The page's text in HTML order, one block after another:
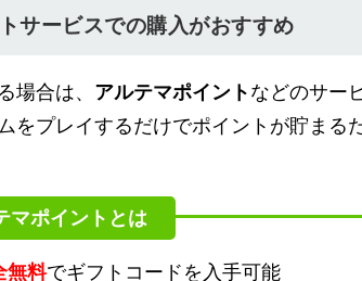
サービスでの購入がおすすめ
場合は、 アルテマポイント などのサー
をプレイするだけでポイントが貯まる
マポイントとは
無料でギフトコードを入手可能